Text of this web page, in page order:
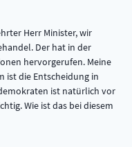
Herr Minister, wir
Der hat in der
hervorgerufen. Meine
ist die Entscheidung in
ist natürlich vor
Wie ist das bei diesem